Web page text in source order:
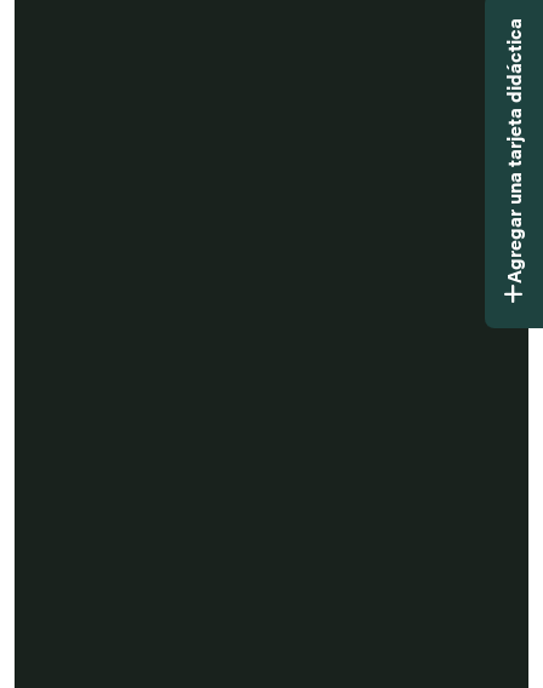
Agregar una tarjeta didáctica